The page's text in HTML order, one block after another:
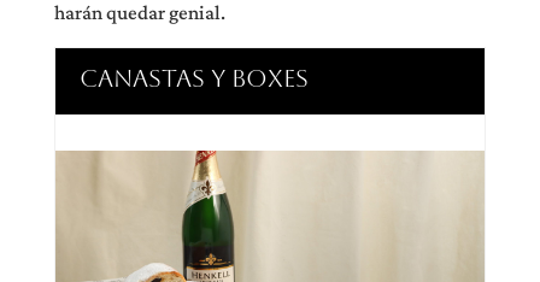
harán quedar genial.
CANASTAS Y BOXES